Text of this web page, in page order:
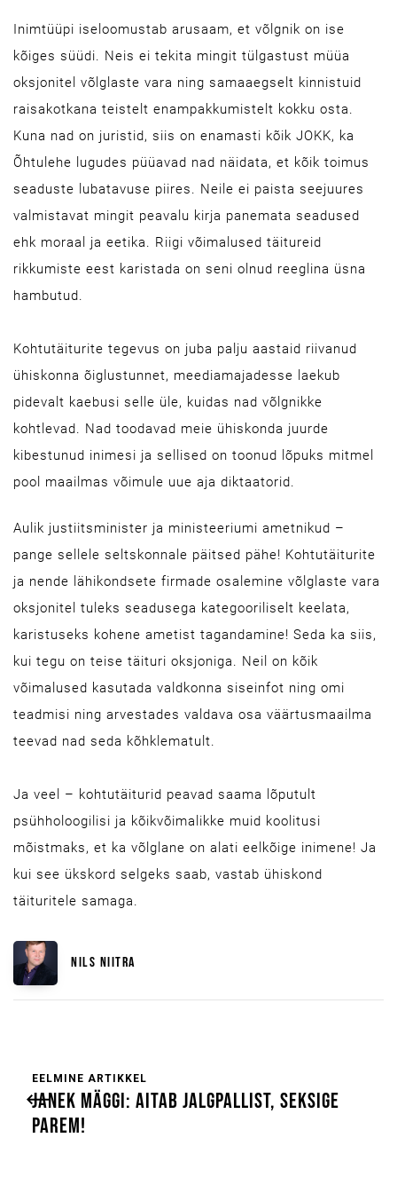
Inimtüüpi iseloomustab arusaam, et võlgnik on ise
kõiges süüdi. Neis ei tekita mingit tülgastust müüa
oksjonitel võlglaste vara ning samaaegselt kinnistuid
raisakotkana teistelt enampakkumistelt kokku osta.
Kuna nad on juristid, siis on enamasti kõik JOKK, ka
Õhtulehe lugudes püüavad nad näidata, et kõik toimus
seaduste lubatavuse piires. Neile ei paista seejuures
valmistavat mingit peavalu kirja panemata seadused
ehk moraal ja eetika. Riigi võimalused täitureid
rikkumiste eest karistada on seni olnud reeglina üsna
hambutud.
Kohtutäiturite tegevus on juba palju aastaid riivanud
ühiskonna õiglustunnet, meediamajadesse laekub
pidevalt kaebusi selle üle, kuidas nad võlgnikke
kohtlevad. Nad toodavad meie ühiskonda juurde
kibestunud inimesi ja sellised on toonud lõpuks mitmel
pool maailmas võimule uue aja diktaatorid.
Aulik justiitsminister ja ministeeriumi ametnikud –
pange sellele seltskonnale päitsed pähe! Kohtutäiturite
ja nende lähikondsete firmade osalemine võlglaste vara
oksjonitel tuleks seadusega kategooriliselt keelata,
karistuseks kohene ametist tagandamine! Seda ka siis,
kui tegu on teise täituri oksjoniga. Neil on kõik
võimalused kasutada valdkonna siseinfot ning omi
teadmisi ning arvestades valdava osa väärtusmaailma
teevad nad seda kõhklematult.
Ja veel – kohtutäiturid peavad saama lõputult
psühholoogilisi ja kõikvõimalikke muid koolitusi
mõistmaks, et ka võlglane on alati eelkõige inimene! Ja
kui see ükskord selgeks saab, vastab ühiskond
täituritele samaga.
NILS NIITRA
EELMINE ARTIKKEL
JANEK MÄGGI: AITAB JALGPALLIST, SEKSIGE
PAREM!